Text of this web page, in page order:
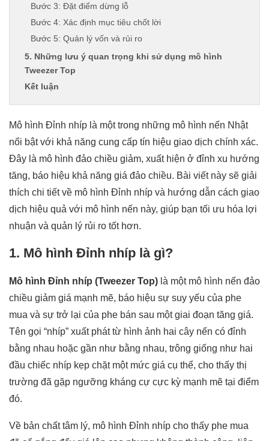
Bước 3: Đặt điểm dừng lỗ
Bước 4: Xác định mục tiêu chốt lời
Bước 5: Quản lý vốn và rủi ro
5. Những lưu ý quan trọng khi sử dụng mô hình
Tweezer Top
Kết luận
Mô hình Đỉnh nhíp là một trong những mô hình nến Nhật
nổi bật với khả năng cung cấp tín hiệu giao dịch chính xác.
Đây là mô hình đảo chiều giảm, xuất hiện ở đỉnh xu hướng
tăng, báo hiệu khả năng giá đảo chiều. Bài viết này sẽ giải
thích chi tiết về mô hình Đỉnh nhíp và hướng dẫn cách giao
dịch hiệu quả với mô hình nến này, giúp bạn tối ưu hóa lợi
nhuận và quản lý rủi ro tốt hơn.
1. Mô hình Đỉnh nhíp là gì?
Mô hình Đỉnh nhíp (Tweezer Top) là một mô hình nến đảo
chiều giảm giá mạnh mẽ, báo hiệu sự suy yếu của phe
mua và sự trở lại của phe bán sau một giai đoạn tăng giá.
Tên gọi “nhíp” xuất phát từ hình ảnh hai cây nến có đỉnh
bằng nhau hoặc gần như bằng nhau, trông giống như hai
đầu chiếc nhíp kẹp chặt một mức giá cụ thể, cho thấy thị
trường đã gặp ngưỡng kháng cự cực kỳ mạnh mẽ tại điểm
đó.
Về bản chất tâm lý, mô hình Đỉnh nhíp cho thấy phe mua